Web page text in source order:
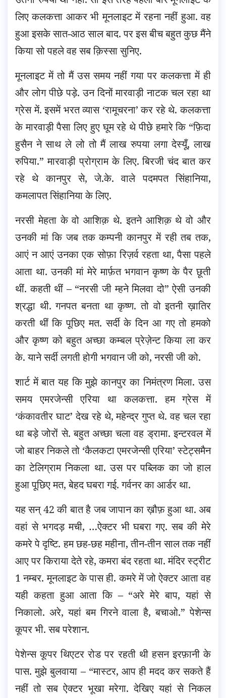
लिए कलकत्ता आकर भी मूनलाइट में रहना नहीं हुआ. वह
हुआ इसके सात-आठ साल बाद. पर इस बीच बहुत कुछ मैंने
किया सो पहले वह सब क़िस्सा सुनिए.
मूनलाइट में तो मैं उस समय नहीं गया पर कलकत्ता में ही
और लोग पीछे पड़े. उन दिनों मारवाड़ी नाटक चल रहा था
ग्रेस में. इसमें भरत व्यास ‘रामूचरना’ कर रहे थे. कलकत्ता
के मारवाड़ी पैसा लिए हुए घूम रहे थे पीछे हमारे कि “फ़िदा
हुसैन ने साथ ले लो तो मैं लाख रुपया लगा देस्यूँ, लाख
रुपिया.” मारवाड़ी प्रोग्राम के लिए. बिरजी चंद बात कर
रहे थे कानपुर से, जे.के. वाले पदमपत सिंहानिया,
कमलापत सिंहानिया के लिए.
नरसी मेहता के वो आशिक़ थे. इतने आशिक़ थे वो और
उनकी मां कि जब तक कम्पनी कानपुर में रही तब तक,
आएं न आएं उनका एक सोफ़ा रिज़र्व रहता था, पैसा पहले
आता था. उनकी मां मेरे मार्फ़त भगवान कृष्ण के पैर छूती
थीं. कहती थीं – “नरसी जी म्हने मिलवा दो” ऐसी उनकी
श्रद्धा थी. गनपत बनता था कृष्ण. तो वो इतनी ख़ातिर
करती थीं कि पूछिए मत. सर्दी के दिन आ गए तो हमको
और कृष्ण को बहुत अच्छा कम्बल प्रेज़ेन्ट किया ला कर
के. याने सर्दी लगती होगी भगवान जी को, नरसी जी को.
शार्ट में बात यह कि मुझे कानपुर का निमंत्रण मिला. उस
समय एमरजेन्सी एरिया था कलकत्ता. हम ग्रेस में
‘कंकावतीर घाट’ देख रहे थे, महेन्द्र गुप्त थे. वह चल रहा
था बड़े जोरों से. बहुत अच्छा चला वह ड्रामा. इन्टरवल में
जो बाहर निकले तो ‘कैलकटा एमरजेन्सी एरिया’ स्टेट्समैन
का टेलिग्राम निकला था. उस पर पब्लिक का जो हाल
हुआ पूछिए मत, बेहद घबरा गई. गर्वनर का आर्डर था.
यह सन्‌ 42 की बात है जब जापान का ख़ौफ़ हुआ था. अब
वहां से भगदड़ मची, …ऐक्टर भी घबरा गए. सब की मेरे
कमरे पे दृष्टि. हम छह-छह महीना, तीन-तीन साल तक नहीं
आए पर किराया देते रहे, कमरा बंद रहता था. मंदिर स्ट्रीट
1 नम्बर. मूनलाइट के पास ही. कमरे में जो ऐक्टर आता वह
यही कहता हुआ आता कि – “अरे मेरे बाप, यहां से
निकालो. अरे, यहां बम गिरने वाला है, बचाओ.” पेशेन्स
कूपर भी. सब परेशान.
पेशेन्स कूपर थिएटर रोड पर रहती थी हसन इरफ़ानी के
पास. मुझे बुलवाया – “मास्टर, आप ही मदद कर सकते हैं
नहीं तो सब ऐक्टर भूखा मरेगा. देखिए यहां से निकल